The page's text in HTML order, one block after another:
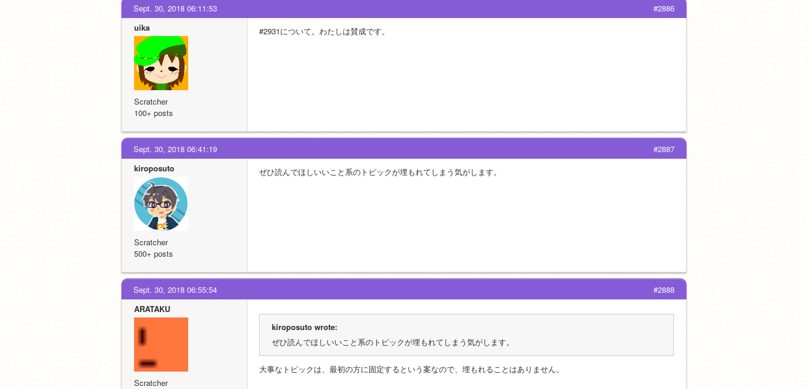
#2886
Sept. 30, 2018 06:11:53
uika
Scratcher
100+ posts
#2931について。わたしは賛成です。
#2887
Sept. 30, 2018 06:41:19
kiroposuto
Scratcher
500+ posts
ぜひ読んでほしいいこと系のトピックが埋もれてしまう気がします。
#2888
Sept. 30, 2018 06:55:54
ARATAKU
Scratcher
kiroposuto wrote:
ぜひ読んでほしいいこと系のトピックが埋もれてしまう気がします。
大事なトピックは、最初の方に固定するという案なので、埋もれることはありません。